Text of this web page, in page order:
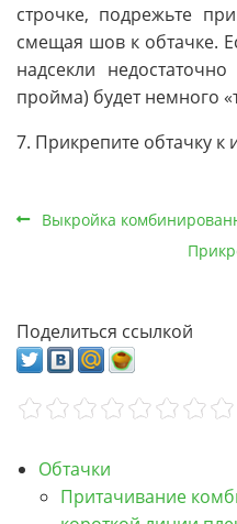
строчке, подрежьте
смещая шов к обтачке.
надсекли
пройма) будет немного
7. Прикрепите обтачку к
Выкройка
Поделиться ссылкой
Обтачки
Притачивание